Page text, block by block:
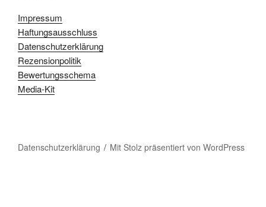
Impressum
Haftungsausschluss
Datenschutzerklärung
Rezensionpolitik
Bewertungsschema
Media-Kit
Datenschutzerklärung Mit Stolz präsentiert von WordPress